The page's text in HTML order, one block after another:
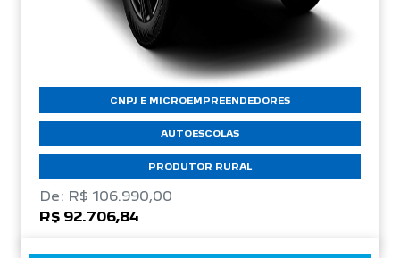
CNPJ E MICROEMPREENDEDORES
AUTOESCOLAS
PRODUTOR RURAL
De: R$ 106.990,00
R$ 92.706,84